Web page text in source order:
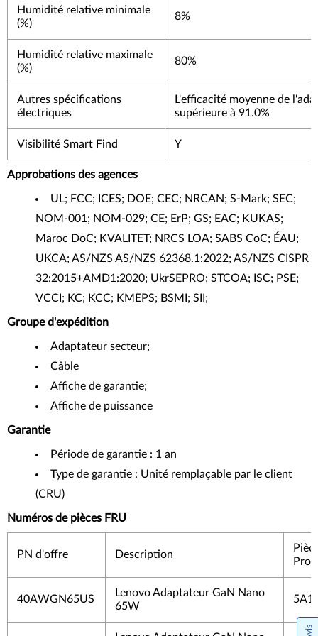
Humidité relative minimale
(%)
8%
Humidité relative maximale
(%)
80%
Autres spécifications
électriques
L'efficacité moyenne de
supérieure à 91.0%
Visibilité Smart Find Y
Approbations des agences
UL; FCC; ICES; DOE; CEC; NRCAN; S-Mark; SEC;
NOM-001; NOM-029; CE; ErP; GS; EAC; KUKAS;
Maroc DoC; KVALITET; NRCS LOA; SABS CoC; ÉAU;
UKCA; AS/NZS AS/NZS 62368.1:2022; AS/NZS CISPR
32:2015+AMD1:2020; UkrSEPRO; STCOA; ISC; PSE;
VCCI; KC; KCC; KMEPS; BSMI; SII;
Groupe d'expédition
Adaptateur secteur;
Câble
Affiche de garantie;
Affiche de puissance
Garantie
Période de garantie : 1 an
Type de garantie : Unité remplaçable par le client
(CRU)
Numéros de pièces FRU
PN d'offre Description
40AWGN65US
Lenovo Adaptateur GaN Nano
65W
Avis